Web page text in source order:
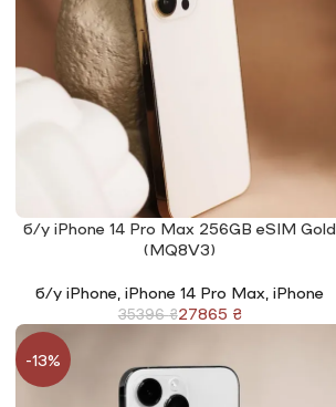
ЧИТАТИ ДАЛІ
б/у iPhone 14 Pro Max 256GB eSIM Gold
(MQ8V3)
б/у iPhone ,iPhone 14 Pro Max ,iPhone
35396₴27865 ₴
-13%